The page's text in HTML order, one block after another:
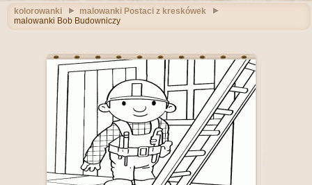
kolorowanki
malowanki Postaci z kreskówek
malowanki Bob Budowniczy